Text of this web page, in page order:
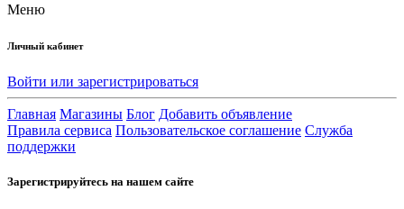
Меню
Личный кабинет
Войти или зарегистрироваться
Главная Магазины Блог Добавить объявление
Правила сервиса Пользовательское соглашение Служба
поддержки
Зарегистрируйтесь на нашем сайте